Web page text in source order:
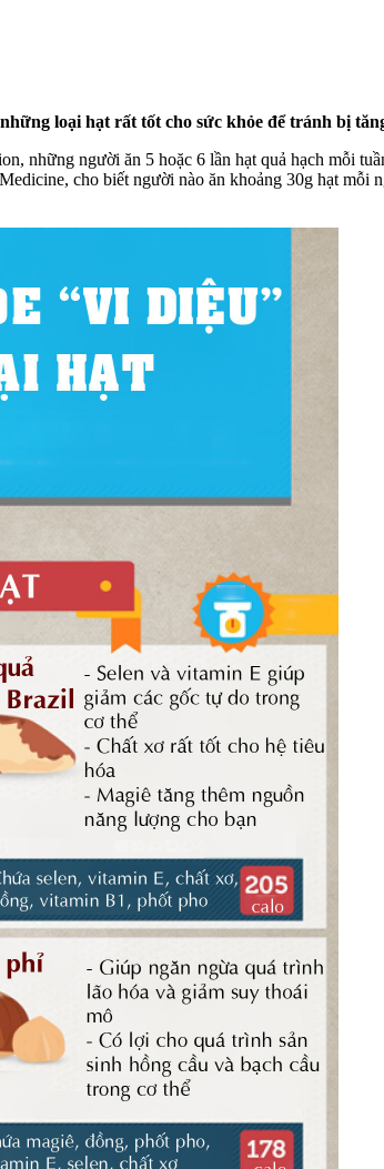
loại hạt rất tốt cho sức khỏe để tránh bị
những người ăn 5 hoặc 6 lần hạt quả hạch mỗi
cho biết người nào ăn khoảng 30g hạt